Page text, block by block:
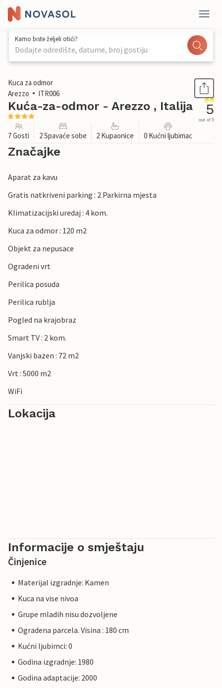
Kamo biste željeli otići?
Dodajte odredište, datume, broj gostiju
1 / 30
Kuca za odmor
Arezzo
ITR006
Kuća-za-odmor - Arezzo , Italija 5
out of 5
7 Gosti 2 Spavaće sobe 2 Kupaonice 0 Kućni ljubimac
Značajke
Aparat za kavu
Gratis natkriveni parking : 2 Parkirna mjesta
Klimatizacijski uredaj : 4 kom.
Kuca za odmor : 120 m2
Objekt za nepusace
Ogradeni vrt
Perilica posuda
Perilica rublja
Pogled na krajobraz
Smart TV : 2 kom.
Vanjski bazen : 72 m2
Vrt : 5000 m2
WiFi
Lokacija
Informacije o smještaju
Činjenice
Materijal izgradnje: Kamen
Kuca na vise nivoa
Grupe mladih nisu dozvoljene
Ogradena parcela. Visina : 180 cm
Kućni ljubimci: 0
Godina izgradnje: 1980
Godina adaptacije: 2000